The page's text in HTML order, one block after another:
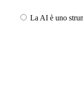
La AI è uno